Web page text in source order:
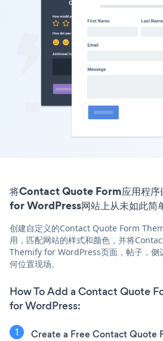
将Contact Quote Form应用程
for WordPress网站上从未如此简
创建自定义的Contact Quote Form
用，匹配网站的样式和颜色，并将
Themify for WordPress页面，帖子，侧
何位置现场。
How To Add a Contact Quote
for WordPress:
Create a Free Contact Quote